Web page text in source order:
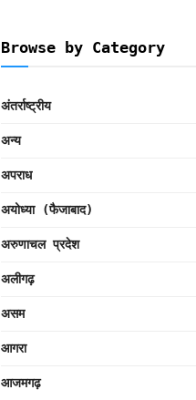
Browse by Category
अंतर्राष्ट्रीय
अन्य
अपराध
अयोध्या (फैजाबाद)
अरुणाचल प्रदेश
अलीगढ़
असम
आगरा
आजमगढ़